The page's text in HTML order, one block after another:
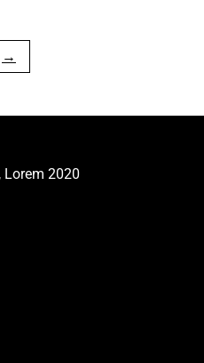
←
2020 Lorem Ipsum, Lorem